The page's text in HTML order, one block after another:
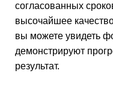
согласованных
высочайшее
вы можете увидеть
демонстрируют
результат.